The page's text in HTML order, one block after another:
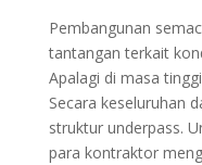
Pembangunan
tantangan terkait
Apalagi di masa
Secara keseluruhan
struktur underpass.
para kontraktor